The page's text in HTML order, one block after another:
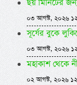
ছয় মিনিটের
০৩ আগস্ট, ২০২৬
সূর্যের বুকে
০৩ আগস্ট, ২০২৬
মহাকাশ থেকে
০২ আগস্ট, ২০২৬